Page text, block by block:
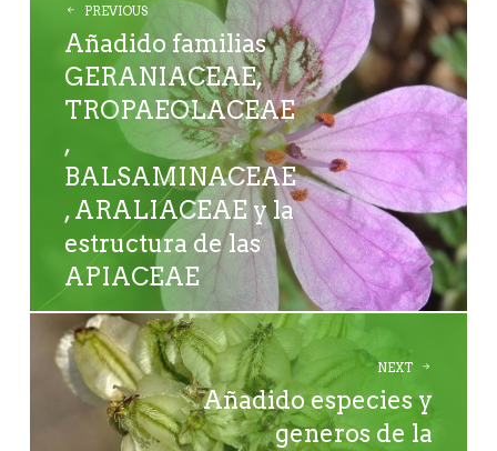
NAVIGATION
PREVIOUS
Añadido familias
GERANIACEAE,
TROPAEOLACEAE
,
BALSAMINACEAE
, ARALIACEAE y la
estructura de las
APIACEAE
NEXT
Añadido especies y
generos de la